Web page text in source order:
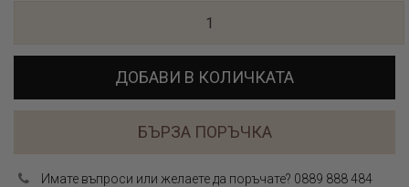
ДОБАВИ В КОЛИЧКАТА
БЪРЗА ПОРЪЧКА
Имате въпроси или желаете да поръчате? 0889 888 484